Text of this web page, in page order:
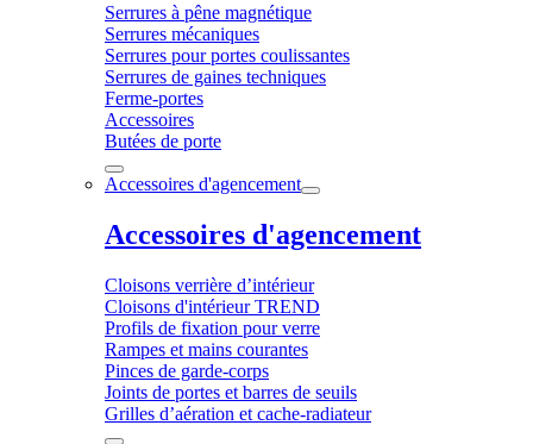
Serrures à pêne magnétique
Serrures mécaniques
Serrures pour portes coulissantes
Serrures de gaines techniques
Ferme-portes
Accessoires
Butées de porte
Accessoires d'agencement
Accessoires d'agencement
Cloisons verrière d’intérieur
Cloisons d'intérieur TREND
Profils de fixation pour verre
Rampes et mains courantes
Pinces de garde-corps
Joints de portes et barres de seuils
Grilles d’aération et cache-radiateur